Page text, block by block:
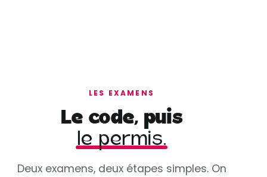
LES EXAMENS
Le code, puis
le permis.
Deux examens, deux étapes simples. On